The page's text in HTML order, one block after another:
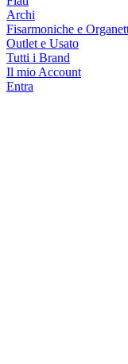
Archi
Fisarmoniche e
Outlet e Usato
Tutti i Brand
Il mio Account
Entra